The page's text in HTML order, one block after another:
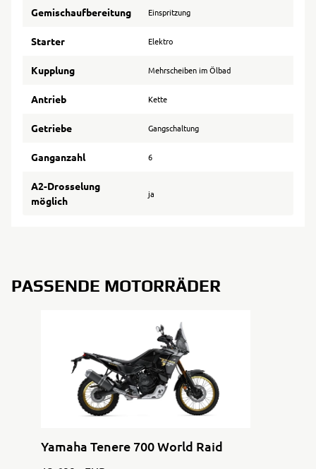
Gemischaufbereitung Einspritzung
Starter Elektro
Kupplung Mehrscheiben im Ölbad
Antrieb Kette
Getriebe Gangschaltung
Ganganzahl 6
A2-Drosselung
möglich
ja
PASSENDE MOTORRÄDER
Yamaha Tenere 700 World Raid